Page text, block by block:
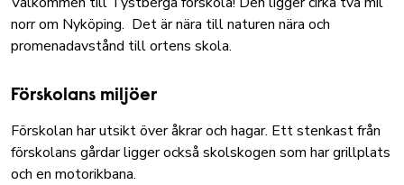
norr om Nyköping. Det är nära till naturen nära och
promenadavstånd till ortens skola.
Förskolans miljöer
Förskolan har utsikt över åkrar och hagar. Ett stenkast från
förskolans gårdar ligger också skolskogen som har grillplats
och en motorikbana.